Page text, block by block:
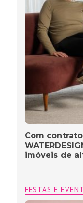
Com
imóveis de
FESTAS E